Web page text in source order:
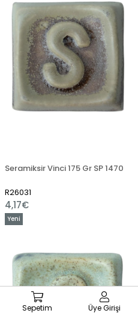
Seramiksir Vinci 175 Gr SP 1470
R26031
4,17€
Yeni
Sepetim Üye Girişi